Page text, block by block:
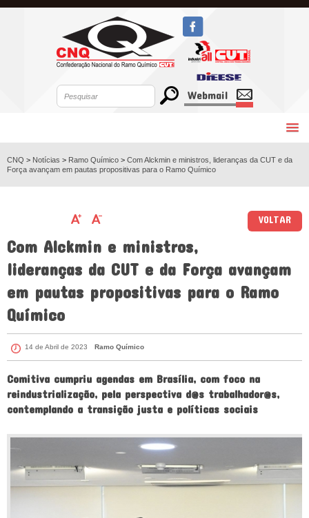
Webmail
CNQ > Notícias > Ramo Químico > Com Alckmin e ministros, lideranças da CUT e da
Força avançam em pautas propositivas para o Ramo Químico
VOLTAR
Com Alckmin e ministros,
lideranças da CUT e da Força avançam
em pautas propositivas para o Ramo
Químico
14 de Abril de 2023 Ramo Químico
Comitiva cumpriu agendas em Brasília, com foco na
reindustrialização, pela perspectiva d@s trabalhador@s,
contemplando a transição justa e políticas sociais